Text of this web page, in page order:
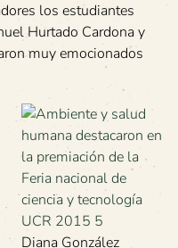
los estudiantes
Hurtado Cardona y
muy emocionados
Diana González